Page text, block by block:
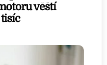
věští